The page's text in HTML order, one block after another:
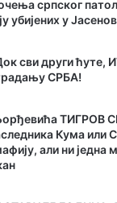
српског
убијених у
сви други ћуте,
СРБА!
ТИГРОВ
Кума или
али ни једна